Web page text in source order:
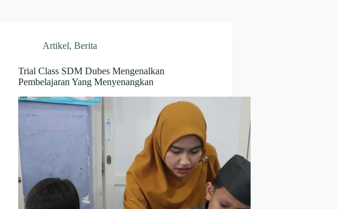
Artikel, Berita
Trial Class SDM Dubes Mengenalkan
Pembelajaran Yang Menyenangkan